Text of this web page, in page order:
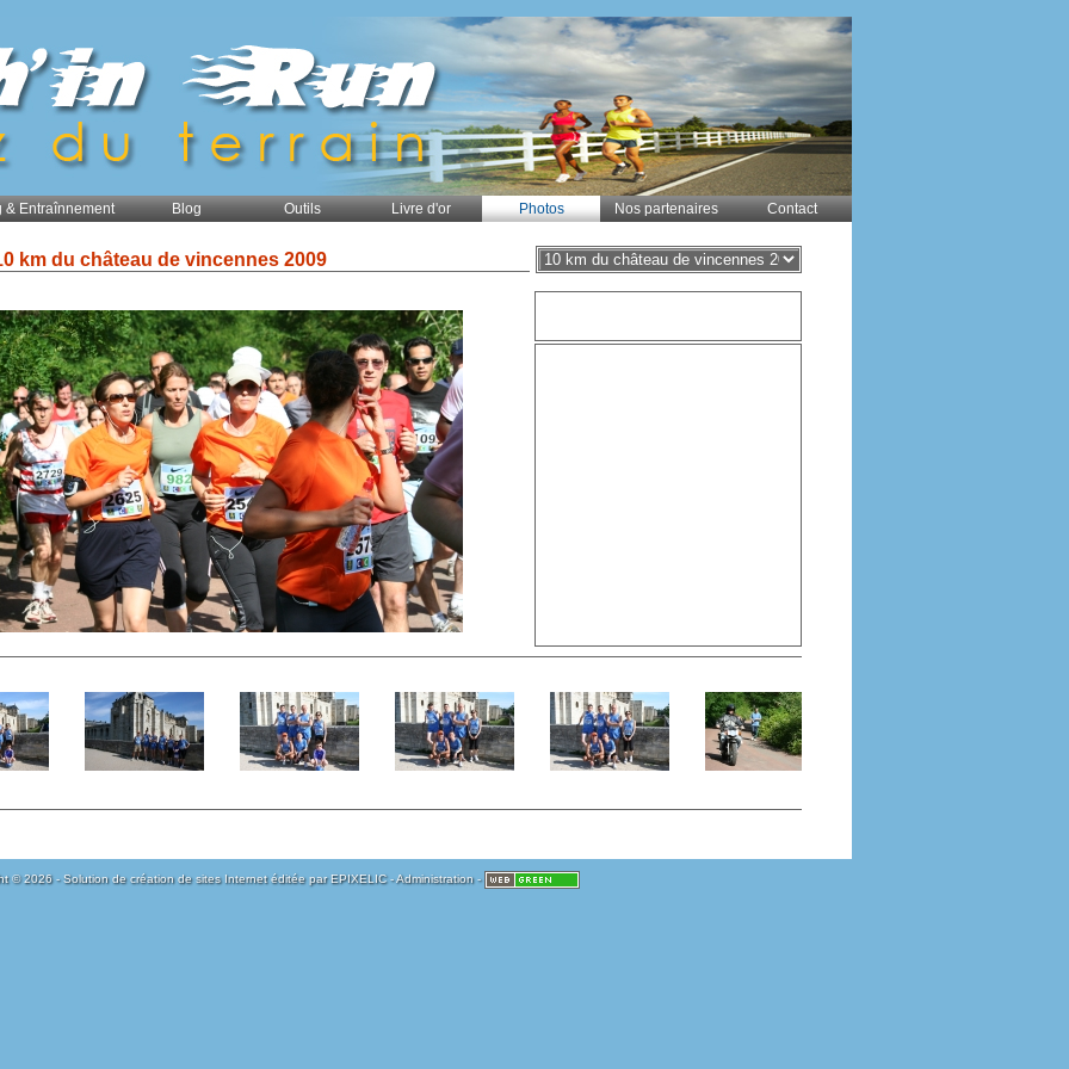
& Entraînnement Blog Outils Livre d'or Photos Nos partenaires Contact
km du château de vincennes 2009
© 2026 - Solution de création de sites Internet éditée parEPIXELIC-Administration-